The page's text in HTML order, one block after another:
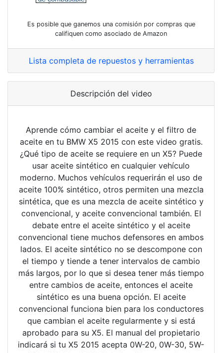
Es posible que ganemos una comisión por compras que
califiquen como asociado de Amazon
Lista completa de repuestos y herramientas
Descripción del video
Aprende cómo cambiar el aceite y el filtro de
aceite en tu BMW X5 2015 con este video gratis.
¿Qué tipo de aceite se requiere en un X5? Puede
usar aceite sintético en cualquier vehículo
moderno. Muchos vehículos requerirán el uso de
aceite 100% sintético, otros permiten una mezcla
sintética, que es una mezcla de aceite sintético y
convencional, y aceite convencional también. El
debate entre el aceite sintético y el aceite
convencional tiene muchos defensores en ambos
lados. El aceite sintético no se descompone con
el tiempo y tiende a tener intervalos de cambio
más largos, por lo que si desea tener más tiempo
entre cambios de aceite, entonces el aceite
sintético es una buena opción. El aceite
convencional funciona bien para los conductores
que cambian el aceite regularmente y si está
aprobado para su X5. El manual del propietario
indicará si tu X5 2015 acepta 0W-20, 0W-30, 5W-